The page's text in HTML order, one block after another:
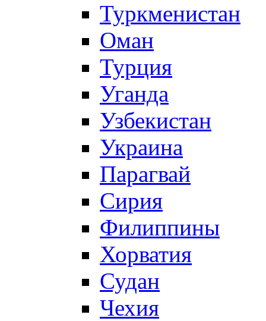
Туркменистан
Оман
Турция
Уганда
Узбекистан
Украина
Парагвай
Сирия
Филиппины
Хорватия
Судан
Чехия